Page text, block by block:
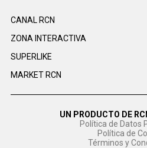
CANAL RCN
ZONA INTERACTIVA
SUPERLIKE
MARKET RCN
UN PRODUCTO DE
Política de Datos
Política de
Términos y